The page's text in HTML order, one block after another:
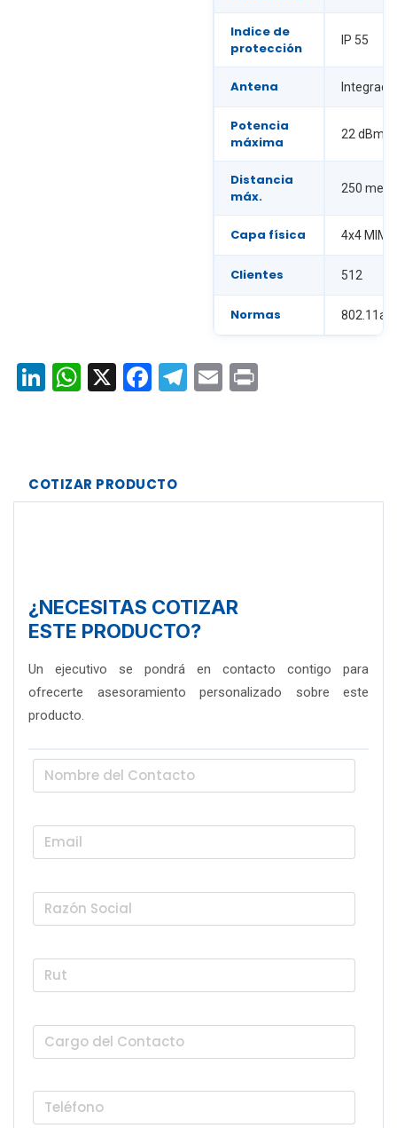
Indice de
protección
IP 55
Antena
Potencia
máxima
22 dBm
Distancia
máx.
250
Capa física 4x4 MIMO
Clientes 512
Normas
LinkedIn
WhatsApp
X Facebook
Telegram
Email
COTIZAR PRODUCTO
¿NECESITAS COTIZAR
ESTE PRODUCTO?
Un ejecutivo se pondrá en contacto contigo para
ofrecerte asesoramiento personalizado sobre este
producto.